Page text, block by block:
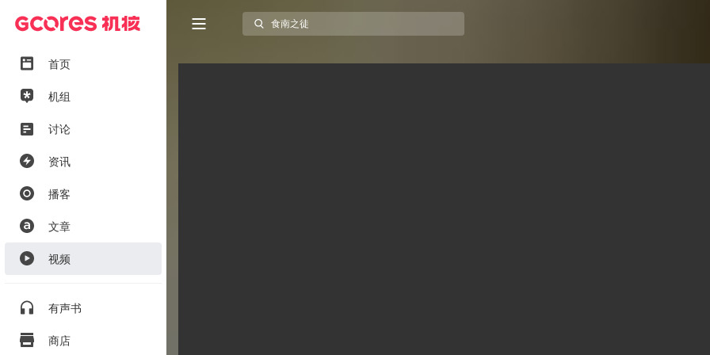
首页
机组
讨论
资讯
播客
文章
视频
有声书
商店